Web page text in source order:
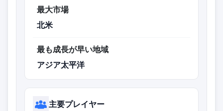
最大市場
北米
最も成長が早い地域
アジア太平洋
主要プレイヤー